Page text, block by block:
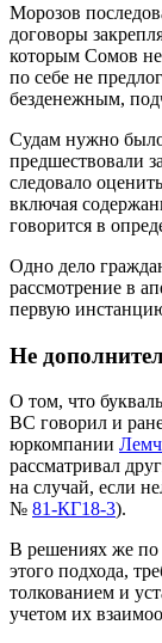
Морозов
договоры
которым Сомов
по себе не
безденежным,
Судам нужно было
предшествовали
следовало
включая
говорится в
Одно дело
рассмотрение в
первую
Не
О том, что
ВС говорил и
юркомпании
рассматривал
на случай, если
№ 81-КГ18-3).
В решениях же по
этого подхода,
толкованием и
учетом их